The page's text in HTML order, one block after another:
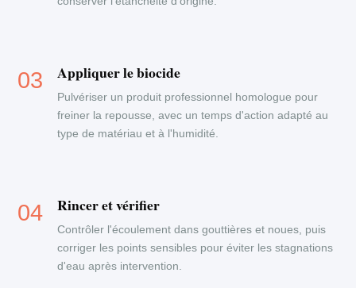
Appliquer le biocide
Pulvériser un produit professionnel homologue pour
freiner la repousse, avec un temps d'action adapté au
type de matériau et à l'humidité.
Rincer et vérifier
Contrôler l'écoulement dans gouttières et noues, puis
corriger les points sensibles pour éviter les stagnations
d'eau après intervention.